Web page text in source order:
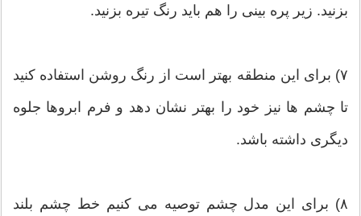
بزنید. زیر پره بینی را هم باید رنگ تیره بزنید.
۷) برای این منطقه بهتر است از رنگ روشن استفاده کنید
تا چشم ها نیز خود را بهتر نشان دهد و فرم ابروها جلوه
دیگری داشته باشد.
۸) برای این مدل چشم توصیه می کنیم خط چشم بلند